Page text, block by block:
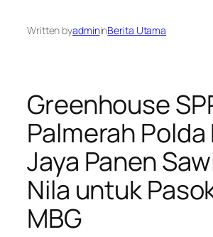
Written byadmininBerita Utama
Greenhouse
Palmerah
Jaya Panen
Nila untuk
MBG